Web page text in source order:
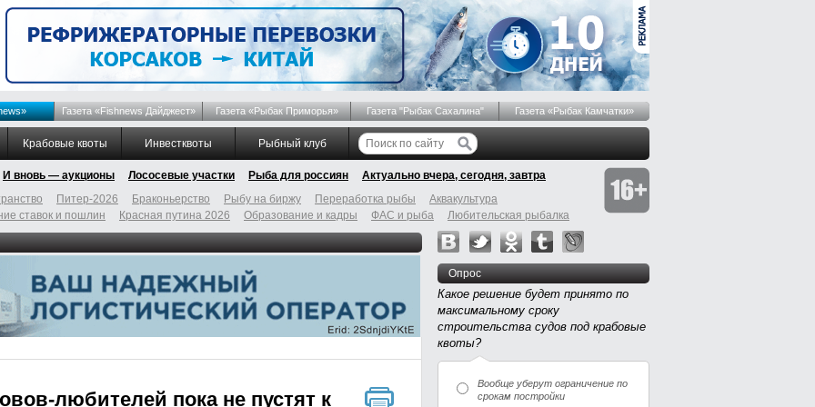
Газета «Fishnews Дайджест» Газета «Рыбак Приморья» Газета "Рыбак Сахалина" Газета «Рыбак Камчатки»
Крабовые квоты Инвестквоты Рыбный клуб
И вновь — аукционы Лососевые участки Рыба для россиян
Актуально вчера, сегодня, завтра
Питер-2026 Браконьерство Рыбу на биржу Переработка рыбы
Аквакультура
ставок и пошлин Красная путина 2026 Образование и кадры ФАС и рыба Любительская рыбалка
любителей пока не пустят к
Опрос
Какое решение будет принято по
максимальному сроку
строительства судов под крабовые
квоты?
Вообще уберут ограничение по
срокам постройки